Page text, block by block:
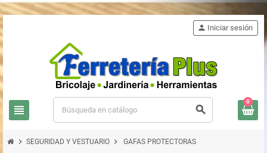
view_headline search
person Iniciar sesión
0
chevron_right SEGURIDAD Y VESTUARIO chevron_right GAFAS PROTECTORAS